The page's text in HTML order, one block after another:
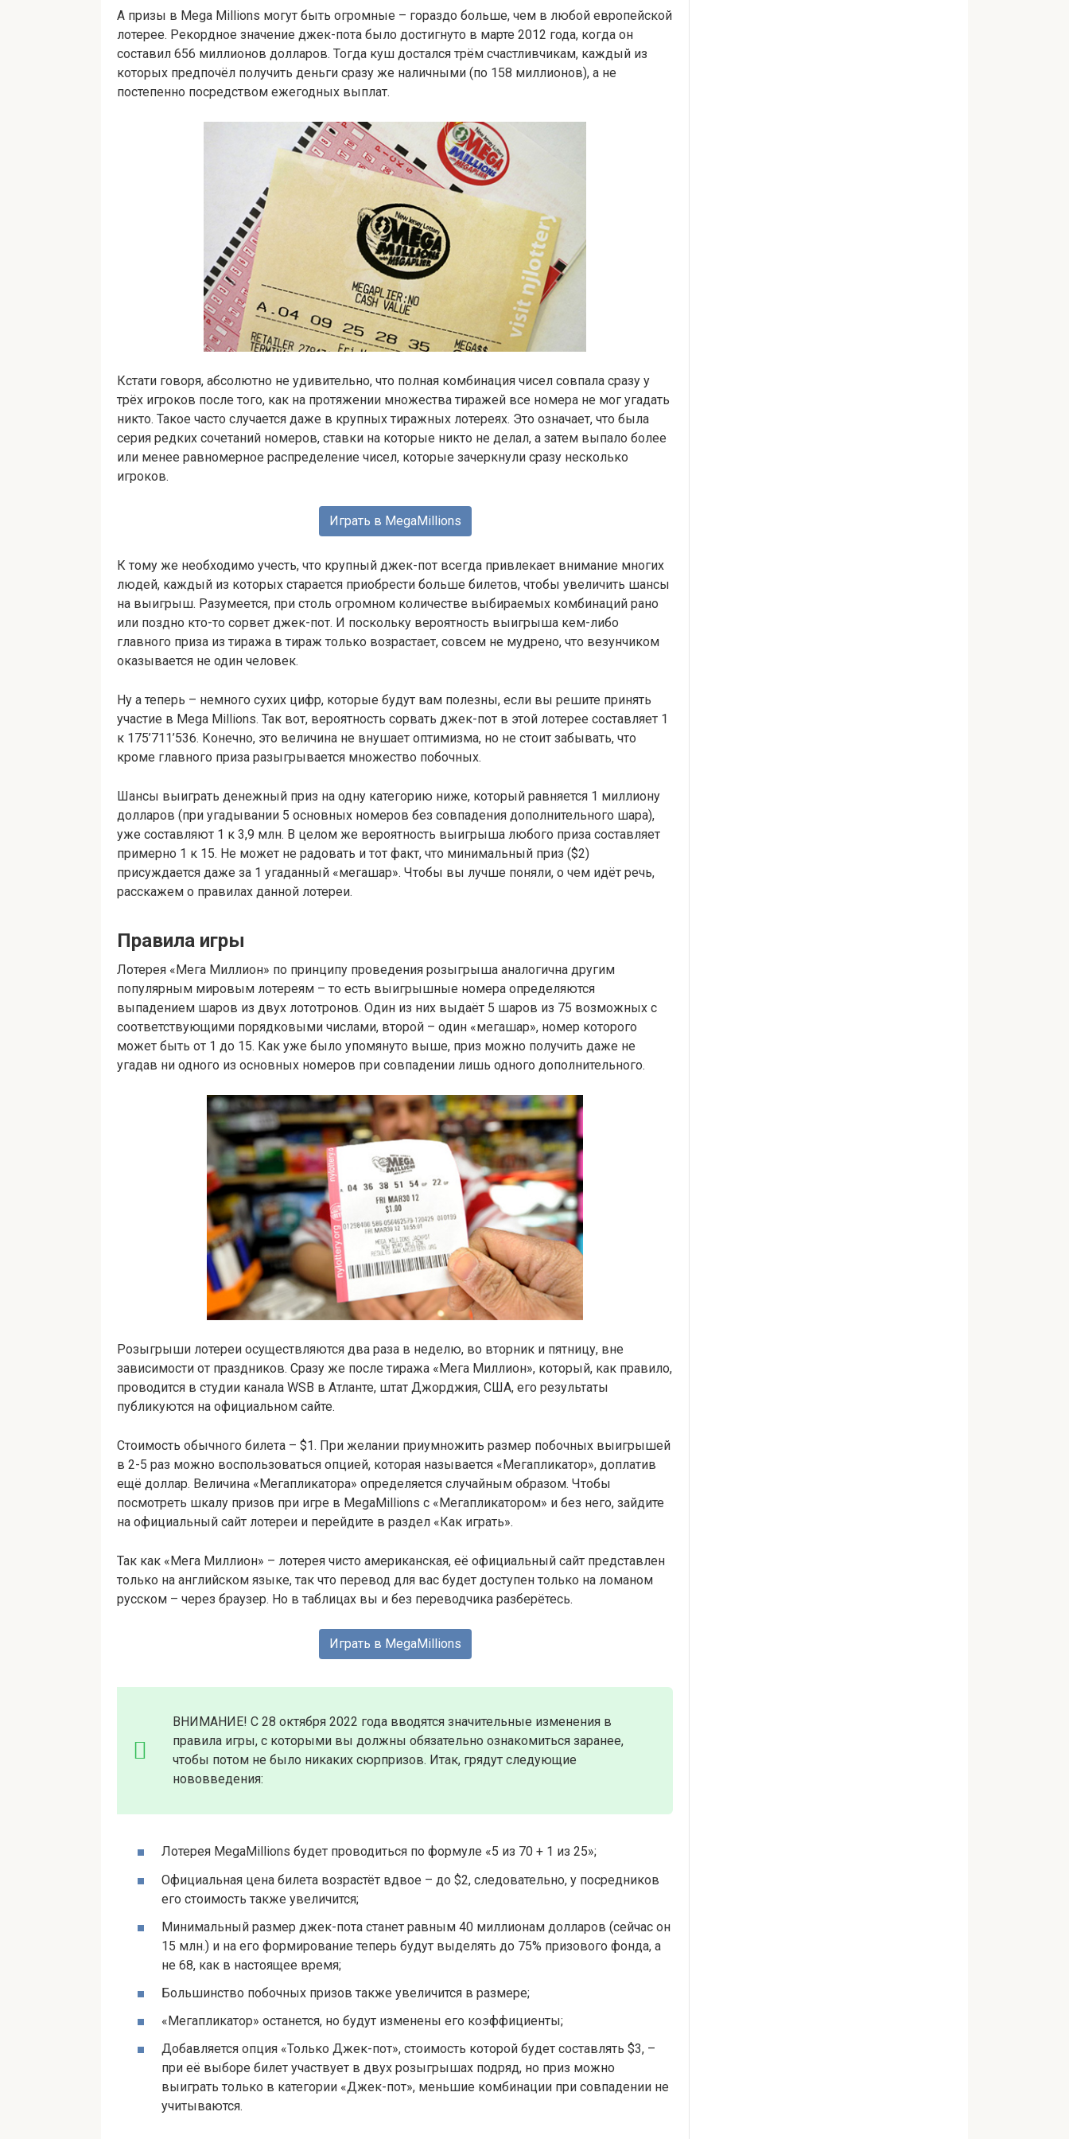
А призы в Mega Millions могут быть огромные – гораздо больше, чем в любой европейской
лотерее. Рекордное значение джек-пота было достигнуто в марте 2012 года, когда он
составил 656 миллионов долларов. Тогда куш достался трём счастливчикам, каждый из
которых предпочёл получить деньги сразу же наличными (по 158 миллионов), а не
постепенно посредством ежегодных выплат.
Кстати говоря, абсолютно не удивительно, что полная комбинация чисел совпала сразу у
трёх игроков после того, как на протяжении множества тиражей все номера не мог угадать
никто. Такое часто случается даже в крупных тиражных лотереях. Это означает, что была
серия редких сочетаний номеров, ставки на которые никто не делал, а затем выпало более
или менее равномерное распределение чисел, которые зачеркнули сразу несколько
игроков.
Играть в MegaMillions
К тому же необходимо учесть, что крупный джек-пот всегда привлекает внимание многих
людей, каждый из которых старается приобрести больше билетов, чтобы увеличить шансы
на выигрыш. Разумеется, при столь огромном количестве выбираемых комбинаций рано
или поздно кто-то сорвет джек-пот. И поскольку вероятность выигрыша кем-либо
главного приза из тиража в тираж только возрастает, совсем не мудрено, что везунчиком
оказывается не один человек.
Ну а теперь – немного сухих цифр, которые будут вам полезны, если вы решите принять
участие в Mega Millions. Так вот, вероятность сорвать джек-пот в этой лотерее составляет 1
к 175’711’536. Конечно, это величина не внушает оптимизма, но не стоит забывать, что
кроме главного приза разыгрывается множество побочных.
Шансы выиграть денежный приз на одну категорию ниже, который равняется 1 миллиону
долларов (при угадывании 5 основных номеров без совпадения дополнительного шара),
уже составляют 1 к 3,9 млн. В целом же вероятность выигрыша любого приза составляет
примерно 1 к 15. Не может не радовать и тот факт, что минимальный приз ($2)
присуждается даже за 1 угаданный «мегашар». Чтобы вы лучше поняли, о чем идёт речь,
расскажем о правилах данной лотереи.
Правила игры
Лотерея «Мега Миллион» по принципу проведения розыгрыша аналогична другим
популярным мировым лотереям – то есть выигрышные номера определяются
выпадением шаров из двух лототронов. Один из них выдаёт 5 шаров из 75 возможных с
соответствующими порядковыми числами, второй – один «мегашар», номер которого
может быть от 1 до 15. Как уже было упомянуто выше, приз можно получить даже не
угадав ни одного из основных номеров при совпадении лишь одного дополнительного.
Розыгрыши лотереи осуществляются два раза в неделю, во вторник и пятницу, вне
зависимости от праздников. Сразу же после тиража «Мега Миллион», который, как правило,
проводится в студии канала WSB в Атланте, штат Джорджия, США, его результаты
публикуются на официальном сайте.
Стоимость обычного билета – $1. При желании приумножить размер побочных выигрышей
в 2-5 раз можно воспользоваться опцией, которая называется «Мегапликатор», доплатив
ещё доллар. Величина «Мегапликатора» определяется случайным образом. Чтобы
посмотреть шкалу призов при игре в MegaMillions с «Мегапликатором» и без него, зайдите
на официальный сайт лотереи и перейдите в раздел «Как играть».
Так как «Мега Миллион» – лотерея чисто американская, её официальный сайт представлен
только на английском языке, так что перевод для вас будет доступен только на ломаном
русском – через браузер. Но в таблицах вы и без переводчика разберётесь.
Играть в MegaMillions
ВНИМАНИЕ! С 28 октября 2022 года вводятся значительные изменения в
правила игры, с которыми вы должны обязательно ознакомиться заранее,
чтобы потом не было никаких сюрпризов. Итак, грядут следующие
нововведения:
Лотерея MegaMillions будет проводиться по формуле «5 из 70 + 1 из 25»;
Официальная цена билета возрастёт вдвое – до $2, следовательно, у посредников
его стоимость также увеличится;
Минимальный размер джек-пота станет равным 40 миллионам долларов (сейчас он
15 млн.) и на его формирование теперь будут выделять до 75% призового фонда, а
не 68, как в настоящее время;
Большинство побочных призов также увеличится в размере;
«Мегапликатор» останется, но будут изменены его коэффициенты;
Добавляется опция «Только Джек-пот», стоимость которой будет составлять $3, –
при её выборе билет участвует в двух розыгрышах подряд, но приз можно
выиграть только в категории «Джек-пот», меньшие комбинации при совпадении не
учитываются.